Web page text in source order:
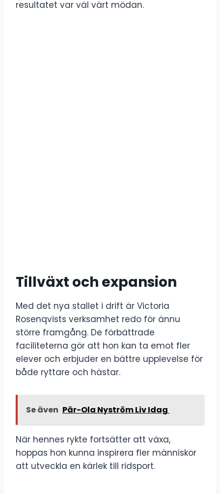
resultatet var väl värt mödan.
Tillväxt och expansion
Med det nya stallet i drift är Victoria
Rosenqvists verksamhet redo för ännu
större framgång. De förbättrade
faciliteterna gör att hon kan ta emot fler
elever och erbjuder en bättre upplevelse för
både ryttare och hästar.
Se även Pär-Ola Nyström Liv Idag
När hennes rykte fortsätter att växa,
hoppas hon kunna inspirera fler människor
att utveckla en kärlek till ridsport.